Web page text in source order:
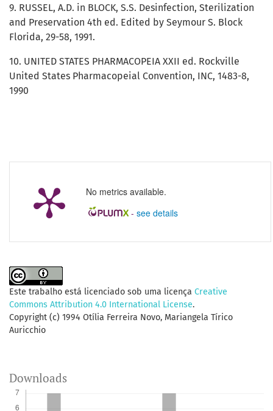
No metrics available.
- see details
9. RUSSEL, A.D. in BLOCK, S.S. Desinfection, Sterilization
and Preservation 4th ed. Edited by Seymour S. Block
Florida, 29-58, 1991.
10. UNITED STATES PHARMACOPEIA XXII ed. Rockville
United States Pharmacopeial Convention, INC, 1483-8,
1990
Este trabalho está licenciado sob uma licença Creative
Commons Attribution 4.0 International License.
Copyright (c) 1994 Otília Ferreira Novo, Mariangela Tírico
Auricchio
Downloads